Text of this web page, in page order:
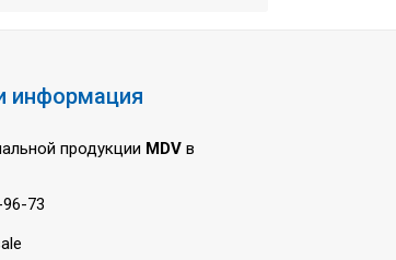
информация
продукции MDV в
73